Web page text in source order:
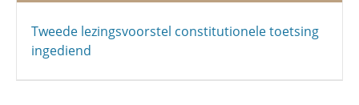
Tweede lezingsvoorstel constitutionele toetsing
ingediend